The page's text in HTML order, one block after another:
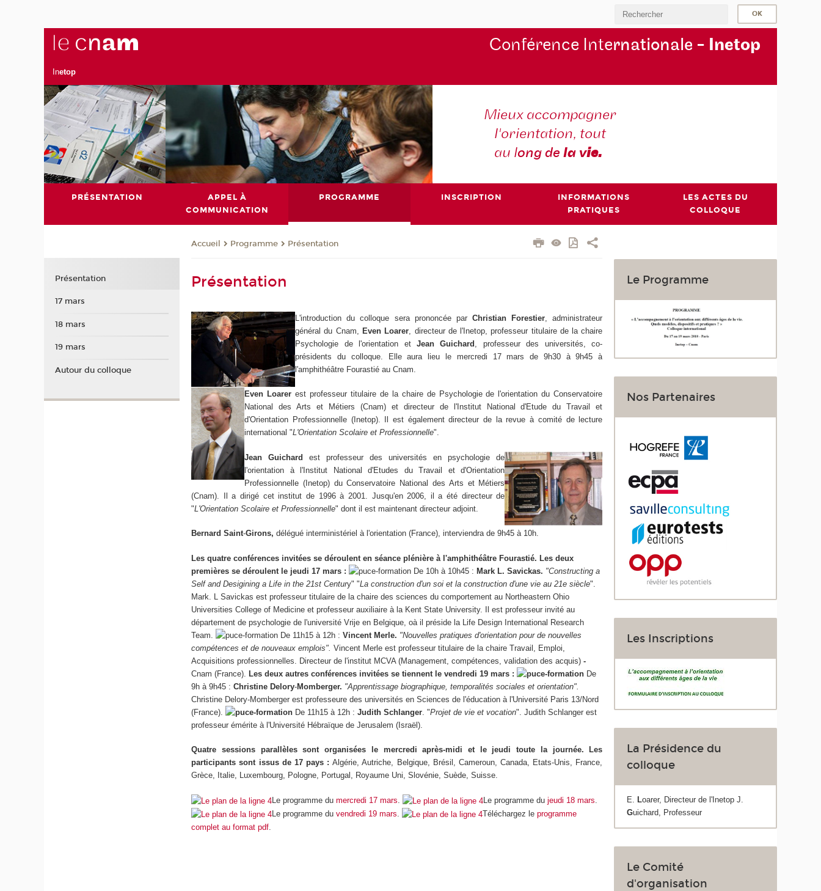
Inetop
Conférence Internationale - Inetop
Mieux accompagner
l'orientation, tout
au long dela vie.
PRÉSENTATION
APPEL À
COMMUNICATION
PROGRAMME INSCRIPTION
INFORMATIONS
PRATIQUES
LES ACTES DU
COLLOQUE
Accueil Programme Présentation
Présentation
L'introduction du colloque sera prononcée parChristian Forestier , administrateur
général du Cnam,
Even Loarer , directeur de l'Inetop, professeur titulaire de la chaire
Psychologie de l'orientation etJean Guichard
, professeur des universités, co-
présidents du colloque. Elle aura lieu le mercredi 17 mars de 9h30 à 9h45 à
l'amphithéâtre Fourastié au Cnam.
Even Loarerest professeur titulaire de la chaire de Psychologie de l'orientation du Conservatoire
National des Arts et Métiers (Cnam) et directeur de l'Institut National d'Etude du Travail et
d'Orientation Professionnelle (Inetop). Il est également directeur de la revue à comité de lecture
international "L'Orientation Scolaire et Professionnelle".
Jean Guichard
est professeur des universités en psychologie de
l'orientation à l'Institut National d'Etudes du Travail et d'Orientation
Professionnelle (Inetop) du Conservatoire National des Arts et Métiers
(Cnam). Il a dirigé cet institut de 1996 à 2001. Jusqu'en 2006, il a été directeur de
"L'Orientation Scolaire et Professionnelle" dont il est maintenant directeur adjoint.
Bernard Saint-Girons, délégué interministériel à l'orientation (France), interviendra de 9h45 à 10h.
Les quatre conférences invitées se déroulent en séance plénière à l'amphithéâtre Fourastié. Les deux
premières se déroulent le jeudi 17 mars :
De 10h à 10h45 : Mark L. Savickas. "Constructing a
Self and Desigining a Life in the 21st Century" "La construction d'un soi et la construction d'une vie au 21e siècle".
Mark. L Savickas est professeur titulaire de la chaire des sciences du comportement au Northeastern Ohio
Universities College of Medicine et professeur auxiliaire à la Kent State University. Il est professeur invité au
département de psychologie de l'université Vrije en Belgique, oà il préside la Life Design International Research
Team.
De 11h15 à 12h :Vincent Merle. "Nouvelles pratiques d'orientation pour de nouvelles
compétences et de nouveaux emplois".Vincent Merle est professeur titulaire de la chaire Travail, Emploi,
Acquisitions professionnelles. Directeur de l'institut MCVA (Management, compétences, validation des acquis)-
Cnam (France).
Les deux autres conférences invitées se tiennent le vendredi 19 mars :
De
9h à 9h45 :Christine Delory-Momberger. "Apprentissage biographique, temporalités sociales et orientation".
Christine Delory-Momberger est professeure des universités en Sciences de l'éducation à l'Université Paris 13/Nord
(France).
De 11h15 à 12h :Judith Schlanger . "Projet de vie et vocation". Judith Schlanger est
professeur émérite à l'Université Hébraïque de Jerusalem (Israël).
Quatre sessions parallèles sont organisées le mercredi après-midi et le jeudi toute la journée.
Les
participants sont issus de 17 pays :Algérie, Autriche, Belgique, Brésil, Cameroun, Canada, Etats-Unis, France,
Grèce, Italie, Luxembourg, Pologne, Portugal, Royaume Uni, Slovénie, Suède, Suisse.
Le programme dumercredi 17 mars Le programme dujeudi 18 mars
Le programme duvendredi 19 mars. Téléchargez leprogramme
complet au format pdf.
Le Programme
Nos Partenaires
Les Inscriptions
La Présidence du
colloque
E. Loarer, Directeur de l'Inetop J.
Guichard, Professeur
Le Comité
d'organisation
Présentation
17 mars
18 mars
19 mars
Autour du colloque